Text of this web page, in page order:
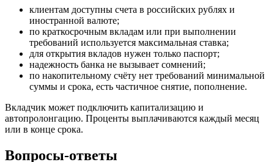
клиентам доступны счета в российских рублях и
иностранной валюте;
по краткосрочным вкладам или при выполнении
требований используется максимальная ставка;
для открытия вкладов нужен только паспорт;
надежность банка не вызывает сомнений;
по накопительному счёту нет требований минимальной
суммы и срока, есть частичное снятие, пополнение.
Вкладчик может подключить капитализацию и
автопролонгацию. Проценты выплачиваются каждый месяц
или в конце срока.
Вопросы-ответы